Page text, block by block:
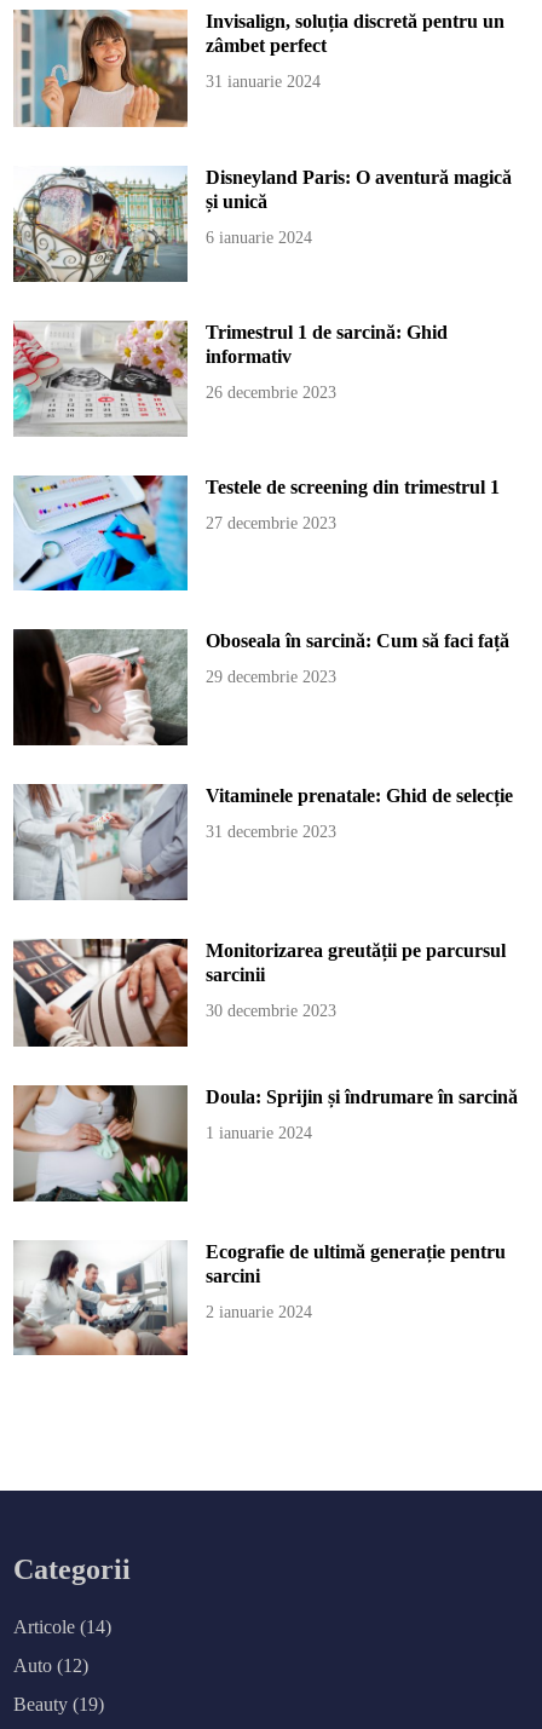
Invisalign, soluția discretă pentru un
zâmbet perfect
31 ianuarie 2024
Disneyland Paris: O aventură magică
și unică
6 ianuarie 2024
Trimestrul 1 de sarcină: Ghid
informativ
26 decembrie 2023
Testele de screening din trimestrul 1
27 decembrie 2023
Oboseala în sarcină: Cum să faci față
29 decembrie 2023
Vitaminele prenatale: Ghid de selecție
31 decembrie 2023
Monitorizarea greutății pe parcursul
sarcinii
30 decembrie 2023
Doula: Sprijin și îndrumare în sarcină
1 ianuarie 2024
Ecografie de ultimă generație pentru
sarcini
2 ianuarie 2024
Categorii
Articole (14)
Auto (12)
Beauty (19)